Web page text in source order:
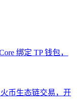
绑定 TP 钱包，
币生态链交易，开